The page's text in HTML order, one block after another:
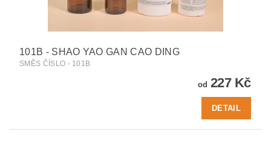
101B - SHAO YAO GAN CAO DING
SMĚS ČÍSLO - 101B
od 227 Kč
DETAIL